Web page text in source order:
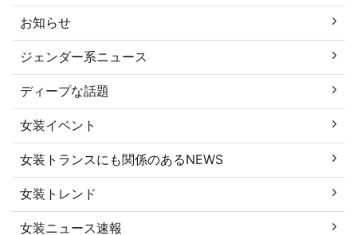
お知らせ
ジェンダー系ニュース
ディープな話題
女装イベント
女装トランスにも関係のあるNEWS
女装トレンド
女装ニュース速報